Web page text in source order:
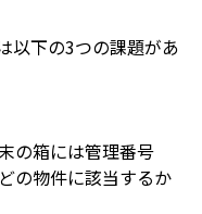
以下の3つの課題があ
の箱には管理番号
の物件に該当するか